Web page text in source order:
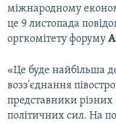
ДЕПОРТАЦІЯ
ВІДЕОУРОКИ «ELIFBE»
УКРАЇНСЬКА ПРОБЛЕМА
ІНФОГРАФІКА
ЯК ОБІЙТИ
Русский
Qırımtatar
ДОЛУЧАЙСЯ!
міжнародному
це 9 листопада
оргкомітету форуму
«Це буде найбільша
возз'єднання
представники
політичних сил. На